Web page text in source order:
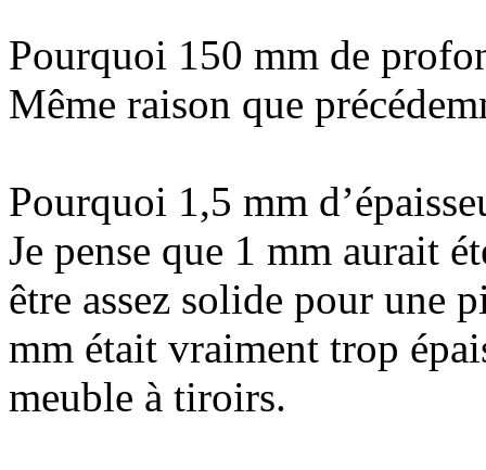
Pourquoi 150 mm de
Même raison que
Pourquoi 1,5 mm
Je pense que 1 mm aurait
être assez solide pour une
mm était vraiment trop
meuble à tiroirs.